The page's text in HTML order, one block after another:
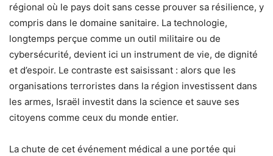
régional où le pays doit sans cesse prouver sa résilience, y
compris dans le domaine sanitaire. La technologie,
longtemps perçue comme un outil militaire ou de
cybersécurité, devient ici un instrument de vie, de dignité
et d’espoir. Le contraste est saisissant : alors que les
organisations terroristes dans la région investissent dans
les armes, Israël investit dans la science et sauve ses
citoyens comme ceux du monde entier.
La chute de cet événement médical a une portée qui